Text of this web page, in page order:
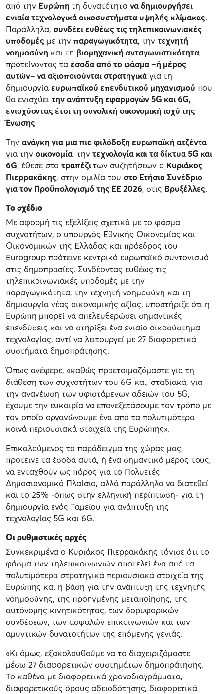
από την Ευρώπη τη δυνατότητα να δημιουργήσει
ενιαία τεχνολογικά οικοσυστήματα υψηλής κλίμακας.
Παράλληλα, συνδέει ευθέως τις τηλεπικοινωνιακές
υποδομές με την παραγωγικότητα, την τεχνητή
νοημοσύνη και τη βιομηχανική ανταγωνιστικότητα,
προτείνοντας τα έσοδα από το φάσμα –ή μέρος
αυτών– να αξιοποιούνται στρατηγικά για τη
δημιουργία ευρωπαϊκού επενδυτικού μηχανισμού που
θα ενισχύει την ανάπτυξη εφαρμογών 5G και 6G,
ενισχύοντας έτσι τη συνολική οικονομική ισχύ της
Ένωσης.
Την ανάγκη για μια πιο φιλόδοξη ευρωπαϊκή ατζέντα
για την οικονομία, την τεχνολογία και τα δίκτυα 5G και
6G, έθεσε στο τραπέζιτων συζητήσεων ο Κυριάκος
Πιερρακάκης, στην ομιλία του στο Ετήσιο Συνέδριο
για τον Προϋπολογισμό της ΕΕ 2026, στις Βρυξέλλες.
Το σχέδιο
Με αφορμή τις εξελίξεις σχετικά με το φάσμα
συχνοτήτων, ο υπουργός Εθνικής Οικονομίας και
Οικονομικών της Ελλάδας και πρόεδρος του
Eurogroup πρότεινε κεντρικό ευρωπαϊκό συντονισμό
στις δημοπρασίες. Συνδέοντας ευθέως τις
τηλεπικοινωνιακές υποδομές με την
παραγωγικότητα, την τεχνητή νοημοσύνη και τη
δημιουργία νέας οικονομικής αξίας, υποστήριξε ότι η
Ευρώπη μπορεί να απελευθερώσει σημαντικές
επενδύσεις και να στηρίξει ένα ενιαίο οικοσύστημα
τεχνολογίας, αντί να λειτουργεί με 27 διαφορετικά
συστήματα δημοπράτησης.
Όπως ανέφερε, «καθώς προετοιμαζόμαστε για τη
διάθεση των συχνοτήτων του 6G και, σταδιακά, για
την ανανέωση των υφιστάμενων αδειών του 5G,
έχουμε την ευκαιρία να επανεξετάσουμε τον τρόπο με
τον οποίο οργανώνουμε ένα από τα πολυτιμότερα
κοινά περιουσιακά στοιχεία της Ευρώπης».
Επικαλούμενος το παράδειγμα της χώρας μας,
πρότεινε τα έσοδα αυτά, ή ένα σημαντικό μέρος τους,
να ενταχθούν ως πόρος για το Πολυετές
Δημοσιονομικό Πλαίσιο, αλλά παράλληλα να διατεθεί
και το 25% -όπως στην ελληνική περίπτωση- για τη
δημιουργία ενός Ταμείου για ανάπτυξη της
τεχνολογίας 5G και 6G.
Οι ρυθμιστικές αρχές
Συγκεκριμένα ο Κυριάκος Πιερρακάκης τόνισε ότι το
φάσμα των τηλεπικοινωνιών αποτελεί ένα από τα
πολυτιμότερα στρατηγικά περιουσιακά στοιχεία της
Ευρώπης και η βάση για την ανάπτυξη της τεχνητής
νοημοσύνης, της προηγμένης μεταποίησης, της
αυτόνομης κινητικότητας, των δορυφορικών
συνδέσεων, των ασφαλών επικοινωνιών και των
αμυντικών δυνατοτήτων της επόμενης γενιάς.
«Κι όμως, εξακολουθούμε να το διαχειριζόμαστε
μέσω 27 διαφορετικών συστημάτων δημοπράτησης.
Το καθένα με διαφορετικά χρονοδιαγράμματα,
διαφορετικούς όρους αδειοδότησης, διαφορετικά